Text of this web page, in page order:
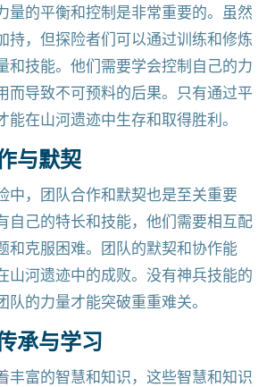
量的平衡和控制是非常重要的。虽然
持，但探险者们可以通过训练和修炼
和技能。他们需要学会控制自己的力
而导致不可预料的后果。只有通过平
能在山河遗迹中生存和取得胜利。
与默契
中，团队合作和默契也是至关重要
自己的特长和技能，他们需要相互配
和克服困难。团队的默契和协作能
山河遗迹中的成败。没有神兵技能的
队的力量才能突破重重难关。
承与学习
丰富的智慧和知识，这些智慧和知识